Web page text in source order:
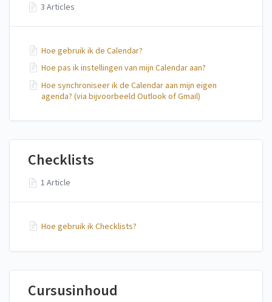
3 Articles
Hoe gebruik ik de Calendar?
Hoe pas ik instellingen van mijn Calendar aan?
Hoe synchroniseer ik de Calendar aan mijn eigen
agenda? (via bijvoorbeeld Outlook of Gmail)
Checklists
1 Article
Hoe gebruik ik Checklists?
Cursusinhoud